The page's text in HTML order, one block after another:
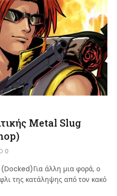
Metal Slug
0
άλλη μια φορά, ο
της κατάληψης από τον κακό